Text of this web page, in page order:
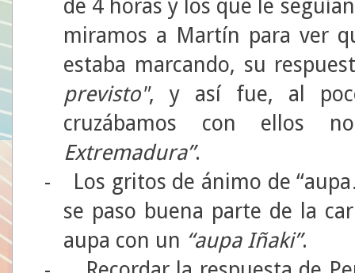
de 4 horas y los que le
miramos a Martín para ver
estaba marcando, su
previsto", y así fue, al
cruzábamos con ellos
Extremadura”.
-
Los gritos de ánimo de
se paso buena parte de la
aupa con un “aupa Iñaki”.